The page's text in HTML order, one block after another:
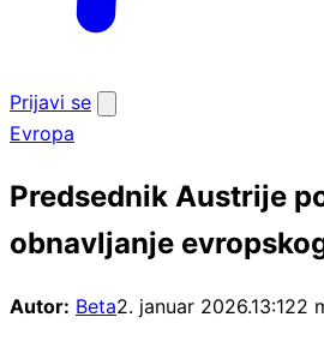
Prijavi se
pretragu
Evropa
Predsednik Austrije
obnavljanje
Autor: Beta2. januar 2026.13:122